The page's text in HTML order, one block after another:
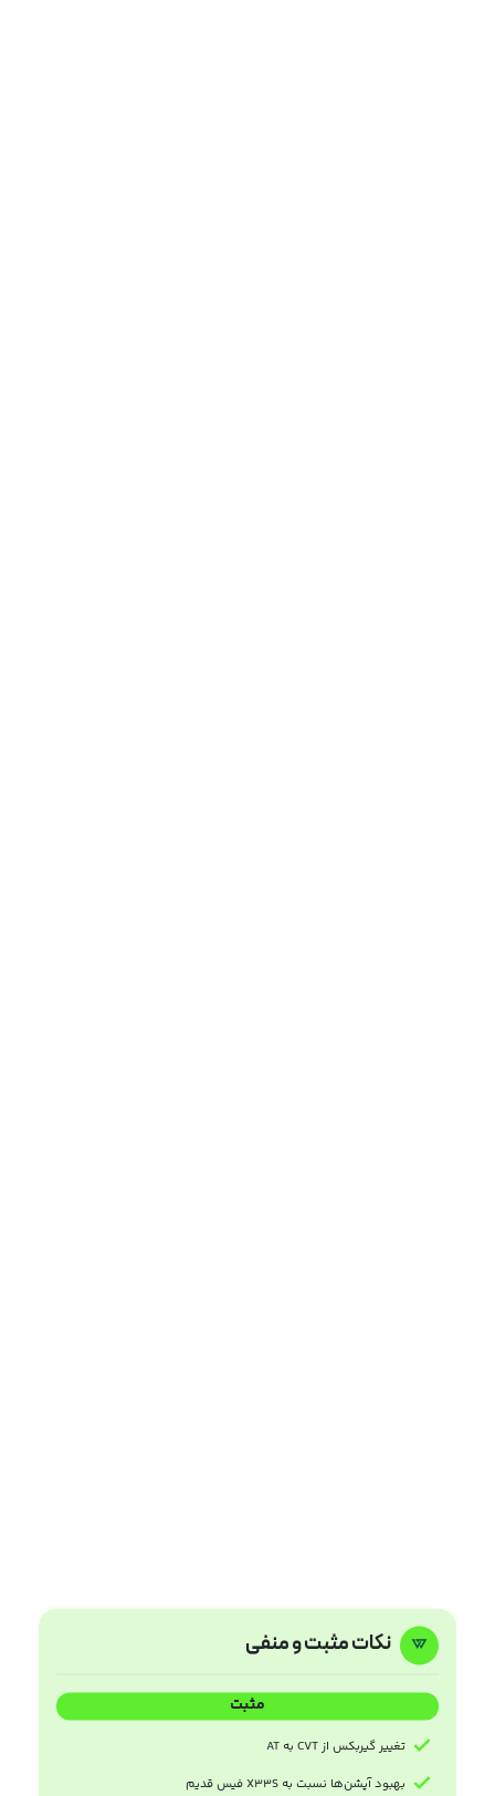
نکات مثبت و منفی
مثبت
تغییر گیربکس از CVT به AT
بهبود آپشن‌ها نسبت به X33S فیس قدیم